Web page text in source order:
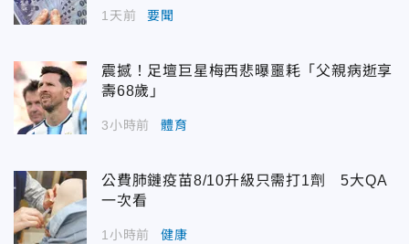
1天前 要聞
震撼！足壇巨星梅西悲曝噩耗「父親病逝享
壽68歲」
3小時前 體育
公費肺鏈疫苗8/10升級只需打1劑 5大QA
一次看
1小時前 健康